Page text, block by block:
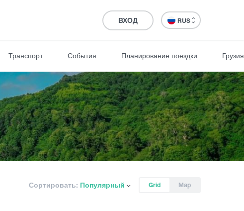
ВХОД RUS
Транспорт События Планирование поездки Грузия
Grid Map
Сортировать: Популярный